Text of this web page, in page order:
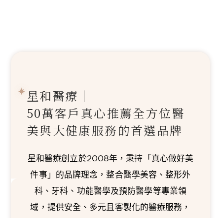
星和醫療｜
50萬客戶真心推薦全方位醫
美與大健康服務的首選品牌
星和醫療創立於2008年，秉持「真心做好美
件事」的品牌理念，整合醫學美容、整形外
科、牙科、功能醫學及預防醫學等專業領
域，提供安全、多元且客製化的醫療服務，